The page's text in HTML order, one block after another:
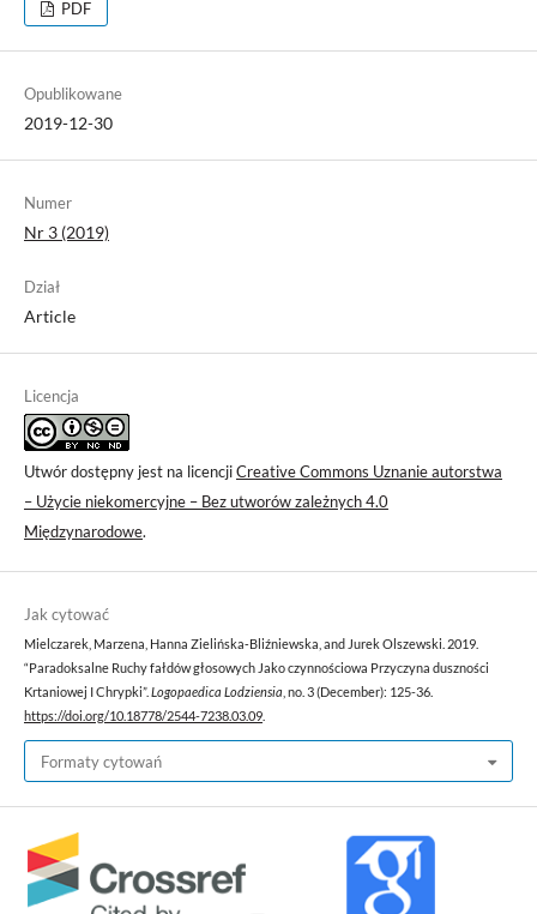
PDF
Opublikowane
2019-12-30
Numer
Nr 3 (2019)
Dział
Article
Licencja
Utwór dostępny jest na licencjiCreative Commons Uznanie autorstwa
– Użycie niekomercyjne – Bez utworów zależnych 4.0
Międzynarodowe.
Jak cytować
Mielczarek, Marzena, Hanna Zielińska‑Bliźniewska, and Jurek Olszewski. 2019.
“Paradoksalne Ruchy fałdów głosowych Jako czynnościowa Przyczyna duszności
Krtaniowej I Chrypki”. Logopaedica Lodziensia , no. 3 (December): 125-36.
https://doi.org/10.18778/2544-7238.03.09
Formaty cytowań